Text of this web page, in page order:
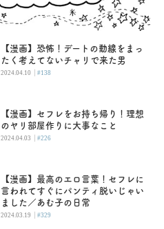
【漫画】恐怖！デートの動線をまっ
たく考えてないチャリで来た男
2024.04.10 |#138
【漫画】セフレをお持ち帰り！理想
のヤリ部屋作りに大事なこと
2024.04.03 |#226
【漫画】最高のエロ言葉！セフレに
言われてすぐにパンティ脱いじゃい
ました／あむ子の日常
2024.03.19 |#329